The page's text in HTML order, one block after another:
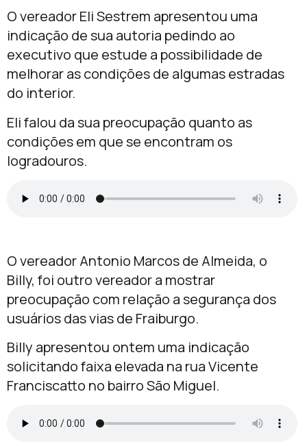
O vereador Eli Sestrem apresentou uma
indicação de sua autoria pedindo ao
executivo que estude a possibilidade de
melhorar as condições de algumas estradas
do interior.
Eli falou da sua preocupação quanto as
condições em que se encontram os
logradouros.
O vereador Antonio Marcos de Almeida, o
Billy, foi outro vereador a mostrar
preocupação com relação a segurança dos
usuários das vias de Fraiburgo.
Billy apresentou ontem uma indicação
solicitando faixa elevada na rua Vicente
Franciscatto no bairro São Miguel.